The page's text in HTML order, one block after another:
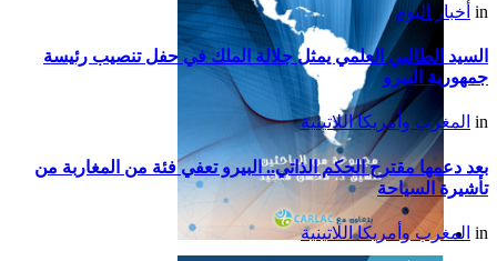
in أخبار اليوم
السيد الطالبي العلمي يمثل جلالة الملك في حفل تنصيب رئيسة
جمهورية البيرو
in المغرب وأمريكا اللاتينية
بعد دعمها مقترح الحكم الذاتي.. البيرو تعفي فئة من المغاربة من
تأشيرة السياحة
in المغرب وأمريكا اللاتينية